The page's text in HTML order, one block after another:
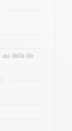
au delà de